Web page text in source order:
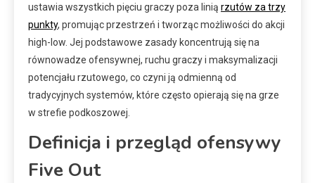
ustawia wszystkich pięciu graczy poza linią rzutów za trzy
punkty, promując przestrzeń i tworząc możliwości do akcji
high-low. Jej podstawowe zasady koncentrują się na
równowadze ofensywnej, ruchu graczy i maksymalizacji
potencjału rzutowego, co czyni ją odmienną od
tradycyjnych systemów, które często opierają się na grze
w strefie podkoszowej.
Definicja i przegląd ofensywy
Five Out